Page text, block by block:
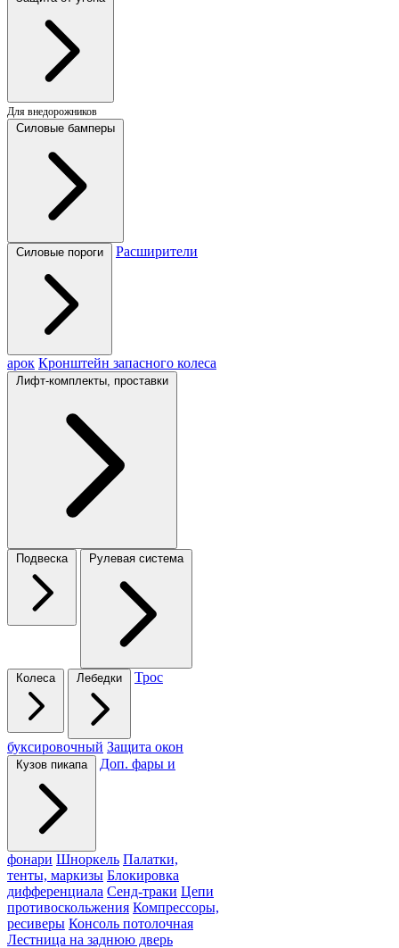
Для внедорожников
Силовые бамперы
Силовые пороги Расширители
арок Кронштейн запасного колеса
Лифт-комплекты, проставки
Подвеска Рулевая система
Колеса Лебедки Трос
буксировочный Защита окон
Кузов пикапа Доп. фары и
фонари Шноркель Палатки,
тенты, маркизы Блокировка
дифференциала Сенд-траки Цепи
противоскольжения Компрессоры,
ресиверы Консоль потолочная
Лестница на заднюю дверь